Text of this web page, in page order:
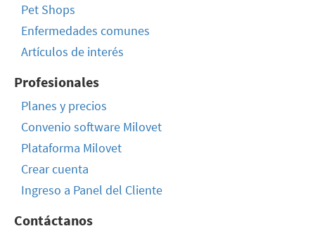
Pet Shops
Enfermedades comunes
Artículos de interés
Profesionales
Planes y precios
Convenio software Milovet
Plataforma Milovet
Crear cuenta
Ingreso a Panel del Cliente
Contáctanos